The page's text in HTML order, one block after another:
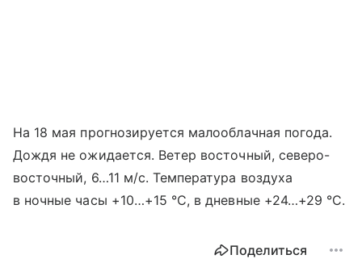
На 18 мая прогнозируется малооблачная погода.
Дождя не ожидается. Ветер восточный, северо-
восточный, 6…11 м/с. Температура воздуха
в ночные часы +10…+15 °C, в дневные +24…+29 °C.
Поделиться